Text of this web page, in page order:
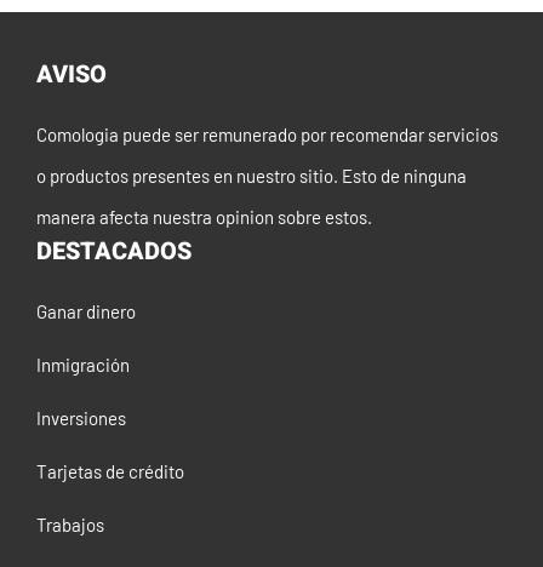
AVISO
Comologia puede ser remunerado por recomendar servicios
o productos presentes en nuestro sitio. Esto de ninguna
manera afecta nuestra opinion sobre estos.
DESTACADOS
Ganar dinero
Inmigración
Inversiones
Tarjetas de crédito
Trabajos